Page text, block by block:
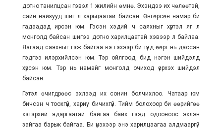
дотно танилцсан гэвэл 1 жилийн өмнө. Эхэндээ их чөлөөтэй,
сайн найзууд шиг л харьцаатай байсан. Өнгөрсөн намар би
гадаадад ирсэн юм. Гэсэн хэдий ч саяхныг хүртэл яг л
монголд байсан шигээ дотно харилцаатай хэвээр л байлаа.
Яагаад саяхныг гэж байгаа вэ гэхээр би түүнд өөрт нь дассан
гэдгээ илэрхийлсэн юм. Тэр ойлгоод, бид нэгэн шийдэлд
хүрсэн юм. Тэр нь намайг монголд очиход үерхэх шийдэл
байсан.
Гэтэл өчигдрөөс эхлээд их сонин болчихлоо. Чатаар юм
бичсэн ч тоохгүй, хариу бичихгүй. Тийм болохоор би өөрийгөө
хэтэрхий ядаргаатай байгаа байх гээд одооноос эхлэн
зайгаа барьж байгаа. Би үнэхээр энэ харилцаагаа алдмааргүй